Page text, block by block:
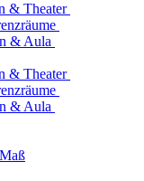
& Theater
& Aula
& Theater
& Aula